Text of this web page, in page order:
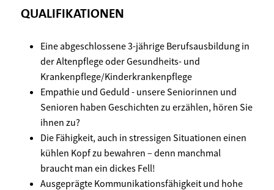
QUALIFIKATIONEN
Eine abgeschlossene 3-jährige Berufsausbildung in
der Altenpflege oder Gesundheits- und
Krankenpflege/Kinderkrankenpflege
Empathie und Geduld - unsere Seniorinnen und
Senioren haben Geschichten zu erzählen, hören Sie
ihnen zu?
Die Fähigkeit, auch in stressigen Situationen einen
kühlen Kopf zu bewahren – denn manchmal
braucht man ein dickes Fell!
Ausgeprägte Kommunikationsfähigkeit und hohe